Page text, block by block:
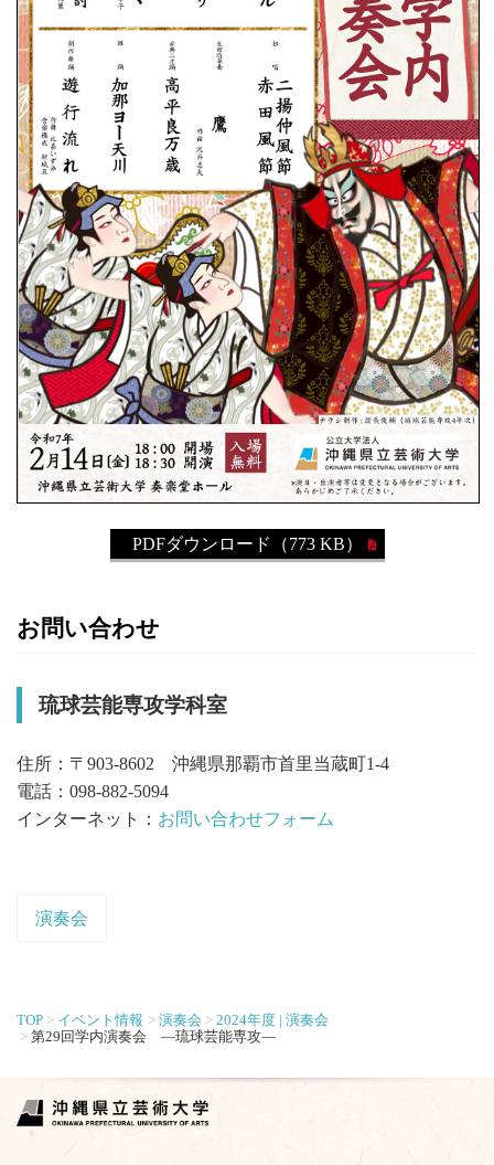
PDFダウンロード（773 KB）
お問い合わせ
琉球芸能専攻学科室
住所：〒903-8602 沖縄県那覇市首里当蔵町1-4
電話：098-882-5094
インターネット： お問い合わせフォーム
演奏会
TOP イベント情報 演奏会
2024年度 | 演奏会
第29回学内演奏会 ―琉球芸能専攻―